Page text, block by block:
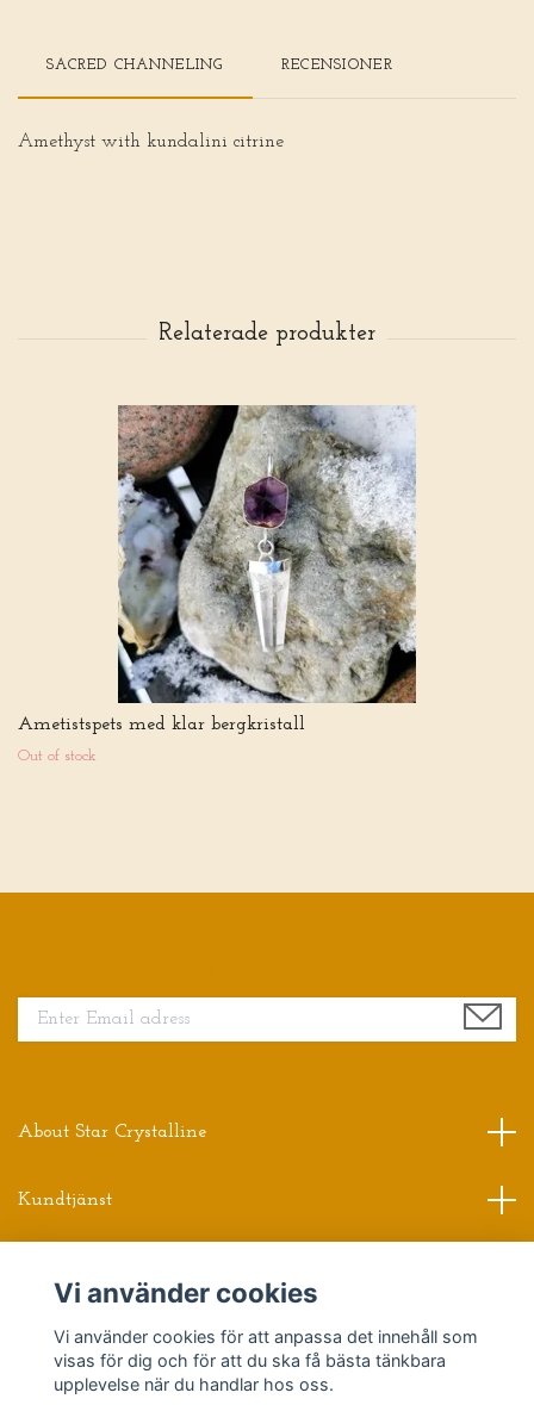
SACRED CHANNELING RECENSIONER
Amethyst with kundalini citrine
Ametistspets med klar bergkristall
Out of stock
About Star Crystalline
Kundtjänst
Sociala medier
Vi använder cookies
Vi använder cookies för att anpassa det innehåll som
visas för dig och för att du ska få bästa tänkbara
upplevelse när du handlar hos oss.